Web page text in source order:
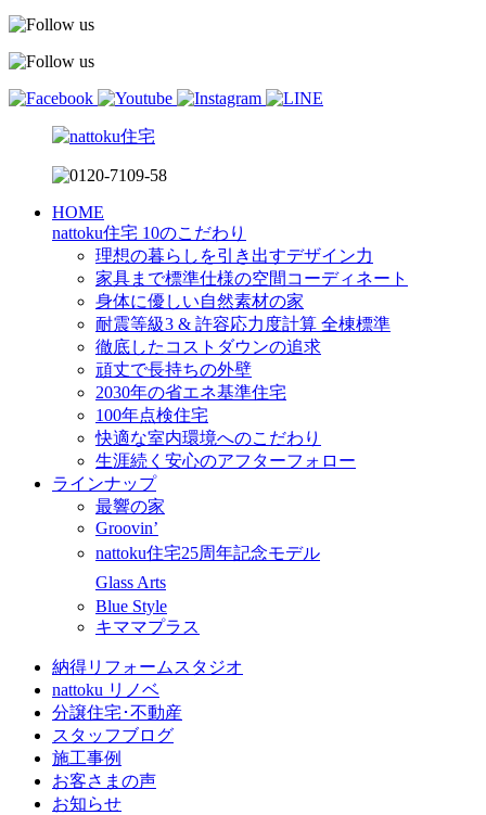
HOME
nattoku住宅 10のこだわり
理想の暮らしを引き出すデザイン力
家具まで標準仕様の空間コーディネート
身体に優しい自然素材の家
耐震等級3 & 許容応力度計算 全棟標準
徹底したコストダウンの追求
頑丈で長持ちの外壁
2030年の省エネ基準住宅
100年点検住宅
快適な室内環境へのこだわり
生涯続く安心のアフターフォロー
ラインナップ
最響の家
Groovin’
nattoku住宅25周年記念モデル
Glass Arts
Blue Style
キママプラス
納得リフォームスタジオ
nattoku リノベ
分譲住宅･不動産
スタッフブログ
施工事例
お客さまの声
お知らせ